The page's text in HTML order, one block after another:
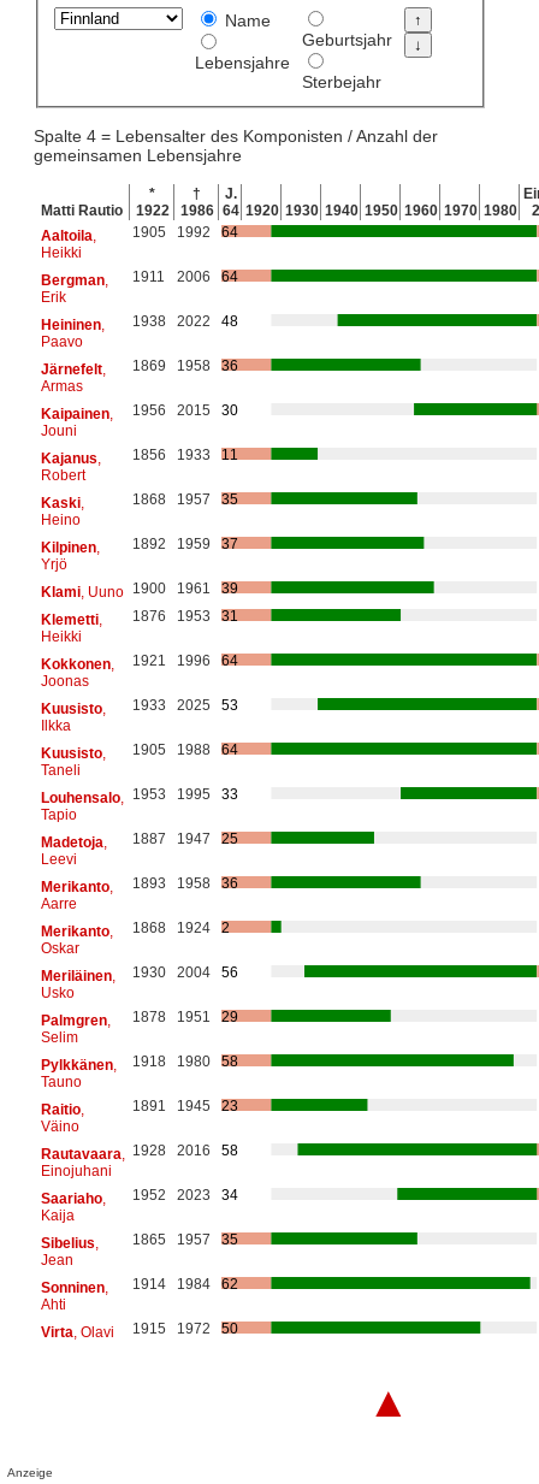
Name
Lebensjahre
Geburtsjahr
Sterbejahr
Spalte 4 = Lebensalter des Komponisten / Anzahl der
gemeinsamen Lebensjahre
Matti Rautio
*
1922
†
1986
J.
64 1920 1930 1940 1950 1960 1970 1980
Aaltoila
Heikki
1905 1992 64
Bergman,
Erik
1911 2006 64
Heininen,
Paavo
1938 2022 48
Järnefelt,
Armas
1869 1958 36
Kaipainen,
Jouni
1956 2015 30
Kajanus
Robert
1856 1933 11
Kaski,
Heino
1868 1957 35
Kilpinen,
Yrjö
1892 1959 37
Klami, Uuno 1900 1961
39
Klemetti,
Heikki
1876 1953 31
Kokkonen,
Joonas
1921 1996 64
Kuusisto,
Ilkka
1933 2025 53
Kuusisto,
Taneli
1905 1988 64
Louhensalo,
Tapio
1953 1995 33
Madetoja
Leevi
1887 1947 25
Merikanto,
Aarre
1893 1958 36
Merikanto,
Oskar
1868 1924 2
Meriläinen,
Usko
1930 2004 56
Palmgren,
Selim
1878 1951 29
Pylkkänen,
Tauno
1918 1980 58
Raitio,
Väino
1891 1945 23
Rautavaara
Einojuhani
1928 2016 58
Saariaho,
Kaija
1952 2023 34
Sibelius
Jean
1865 1957 35
Sonninen,
Ahti
1914 1984 62
Virta , Olavi 1915 1972 50
▲
Anzeige